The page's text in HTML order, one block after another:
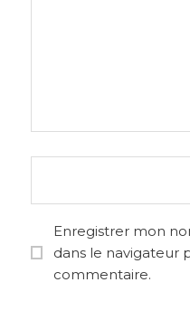
Enregistrer mon
dans le navigateur
commentaire.